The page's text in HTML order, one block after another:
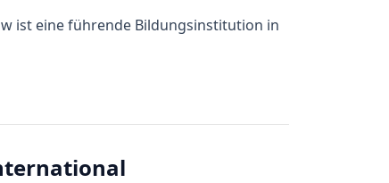
ist eine führende Bildungsinstitution in